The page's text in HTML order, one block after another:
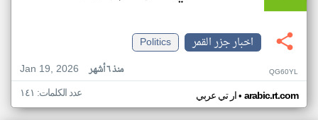
اخبار جزر القمر
Politics
Jan 19, 2026
منذ ٦ أشهر QG60YL
ار تي عربي• arabic.rt.com عدد الكلمات: ١٤١